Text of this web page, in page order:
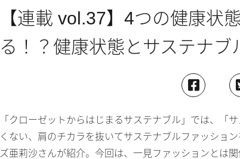
【連載 vol.37】4つの健康状
る！？健康状態とサステナブ
「クローゼットからはじまるサステナブル」では、「
くない、肩のチカラを抜いてサステナブルファッショ
ズ亜莉沙さんが紹介。今回は、一見ファッションとは